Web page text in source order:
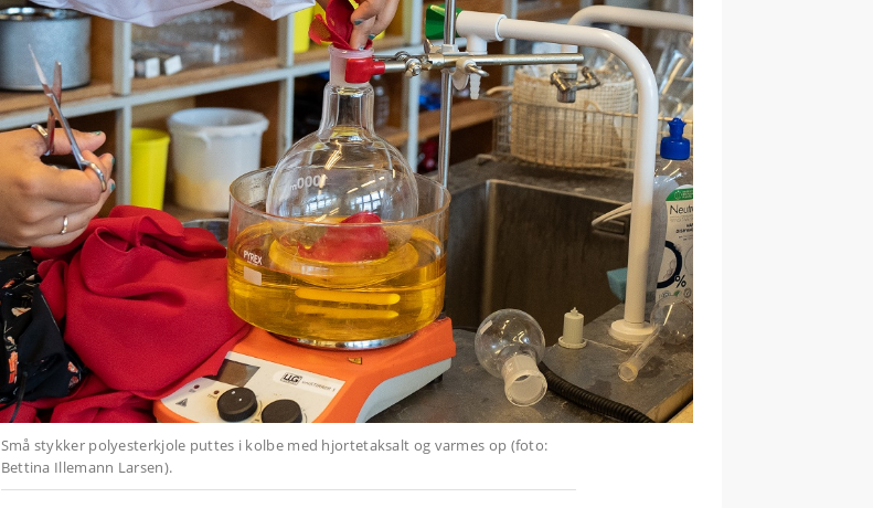
Små stykker polyesterkjole puttes i kolbe med hjortetaksalt og varmes op (foto:
Bettina Illemann Larsen).